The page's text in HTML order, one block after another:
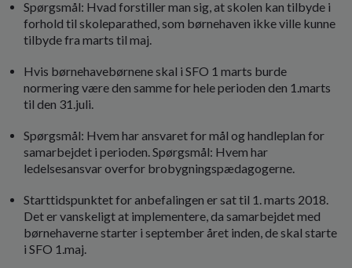
Spørgsmål: Hvad forstiller man sig, at skolen kan tilbyde i
forhold til skoleparathed, som børnehaven ikke ville kunne
tilbyde fra marts til maj.
Hvis børnehavebørnene skal i SFO 1 marts burde
normering være den samme for hele perioden den 1.marts
til den 31.juli.
Spørgsmål: Hvem har ansvaret for mål og handleplan for
samarbejdet i perioden. Spørgsmål: Hvem har
ledelsesansvar overfor brobygningspædagogerne.
Starttidspunktet for anbefalingen er sat til 1. marts 2018.
Det er vanskeligt at implementere, da samarbejdet med
børnehaverne starter i september året inden, de skal starte
i SFO 1.maj.